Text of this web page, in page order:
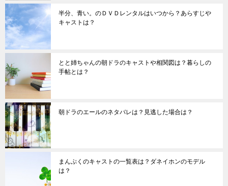
半分、青い。のＤＶＤレンタルはいつから？あらすじや
キャストは？
とと姉ちゃんの朝ドラのキャストや相関図は？暮らしの
手帖とは？
朝ドラのエールのネタバレは？見逃した場合は？
まんぷくのキャストの一覧表は？ダネイホンのモデル
は？